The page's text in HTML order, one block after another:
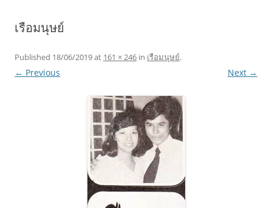
เรือมนุษย์
Published 18/06/2019at 161 × 246 in เรือมนุษย์.
← Previous Next →